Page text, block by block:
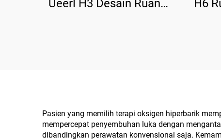
Ueerl H3 Desain Ruang
H6
Pasien yang memilih terapi oksigen hiperbarik
mempercepat penyembuhan luka dengan
dibandingkan perawatan konvensional saja.